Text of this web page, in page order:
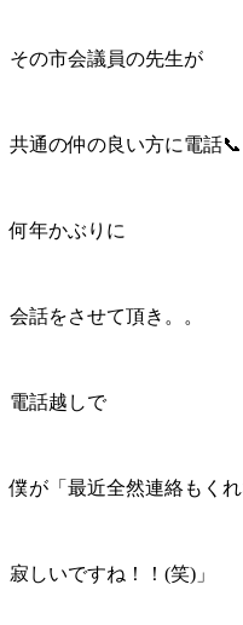
その市会議員の先生が
共通の仲の良い方に電話
何年かぶりに
会話をさせて頂き。。
電話越しで
僕が「最近全然連絡もく
寂しいですね！！(笑)」